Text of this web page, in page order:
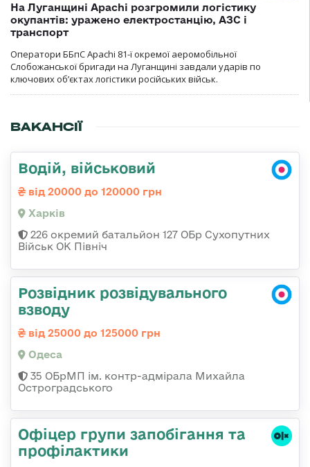
На Луганщині Apachi розгромили логістику
окупантів: уражено електростанцію, АЗС і
транспорт
Оператори ББпС Apachi 81-ї окремої аеромобільної
Слобожанської бригади на Луганщині завдали ударів по
ключових об’єктах логістики російських військ.
ВАКАНСІЇ
Водій, військовий
від 20000 до 120000 грн
Харків
226 окремий батальйон 127 ОБр Сухопутних
Військ ОК Північ
Розвідник розвідувального
взводу
від 25000 до 125000 грн
Одеса
35 ОБрМП ім. контр-адмірала Михайла
Остроградського
Офіцер групи запобігання та
профілактики